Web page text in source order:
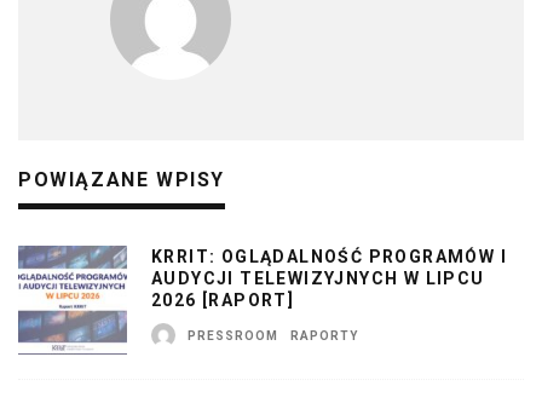
POWIĄZANE WPISY
KRRIT: OGLĄDALNOŚĆ PROGRAMÓW I
AUDYCJI TELEWIZYJNYCH W LIPCU
2026 [RAPORT]
PRESSROOM RAPORTY